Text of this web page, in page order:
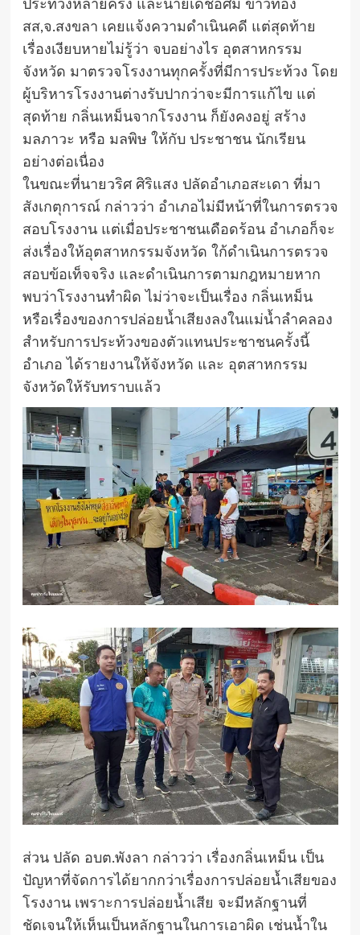
ประท้วงหลายครั้ง และนายเดชอิศม์ ขาวทอง
สส,จ.สงขลา เคยแจ้งความดำเนินคดี แต่สุดท้าย
เรื่องเงียบหายไม่รู้ว่า จบอย่างไร อุตสาหกรรม
จังหวัด มาตรวจโรงงานทุกครั้งที่มีการประท้วง โดย
ผู้บริหารโรงงานต่างรับปากว่าจะมีการแก้ไข แต่
สุดท้าย กลิ่นเหม็นจากโรงงาน ก็ยังคงอยู่ สร้าง
มลภาวะ หรือ มลพิษ ให้กับ ประชาชน นักเรียน
อย่างต่อเนื่อง
ในขณะที่นายวริศ ศิริแสง ปลัดอำเภอสะเดา ที่มา
สังเกตุการณ์ กล่าวว่า อำเภอไม่มีหน้าที่ในการตรวจ
สอบโรงงาน แต่เมื่อประชาชนเดือดร้อน อำเภอก็จะ
ส่งเรื่องให้อุตสาหกรรมจังหวัด ใก้ดำเนินการตรวจ
สอบข้อเท็จจริง และดำเนินการตามกฎหมายหาก
พบว่าโรงงานทำผิด ไม่ว่าจะเป็นเรื่อง กลิ่นเหม็น
หรือเรื่องของการปล่อยน้ำเสียงลงในแม่น้ำลำคลอง
สำหรับการประท้วงของตัวแทนประชาชนครั้งนี้
อำเภอ ได้รายงานให้จังหวัด และ อุตสาหกรรม
จังหวัดให้รับทราบแล้ว
ส่วน ปลัด อบต.พังลา กล่าวว่า เรื่องกลิ่นเหม็น เป็น
ปัญหาที่จัดการได้ยากกว่าเรื่องการปล่อยน้ำเสียของ
โรงงาน เพราะการปล่อยน้ำเสีย จะมีหลักฐานที่
ชัดเจนให้เห็นเป็นหลักฐานในการเอาผิด เช่นน้ำใน